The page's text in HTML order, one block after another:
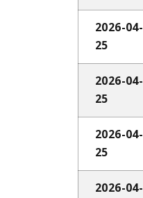
2026-04-
25
2026-04-
25
2026-04-
25
2026-04-